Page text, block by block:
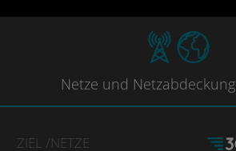
Netze und Netzabdeckung
ZIEL /NETZE